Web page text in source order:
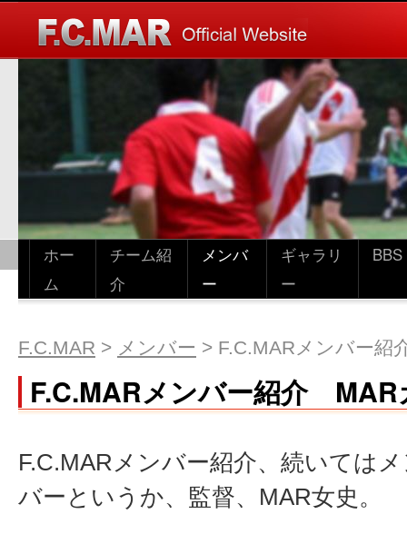
ホー
ム
チーム紹
介
メンバ
ー
ギャラリ
ー
BBS
F.C.MAR > メンバー > F.C.MARメンバー
F.C.MARメンバー紹介 MAR
F.C.MARメンバー紹介、続いては
バーというか、監督、MAR女史。